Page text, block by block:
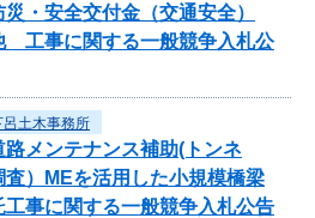
・安全交付金（交通安全）
工事に関する一般競争入札公
呂土木事務所
メンテナンス補助(トンネ
）MEを活用した小規模橋梁
事に関する一般競争入札公告